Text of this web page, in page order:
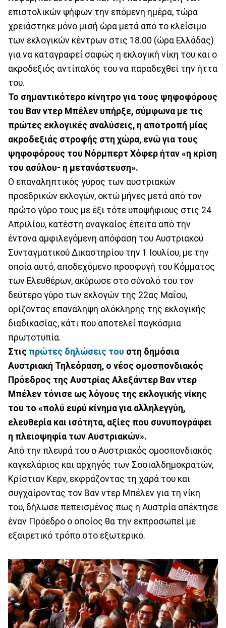
επιστολικών ψήφων την επόμενη ημέρα, τώρα
χρειάστηκε μόνο μισή ώρα μετά από το κλείσιμο
των εκλογικών κέντρων στις 18.00 (ώρα Ελλάδας)
για να καταγραφεί σαφώς η εκλογική νίκη του και ο
ακροδεξιός αντίπαλός του να παραδεχθεί την ήττα
του.
Το σημαντικότερο κίνητρο για τους ψηφοφόρους
του Βαν ντερ Μπέλεν υπήρξε, σύμφωνα με τις
πρώτες εκλογικές αναλύσεις, η αποτροπή μίας
ακροδεξιάς στροφής στη χώρα, ενώ για τους
ψηφοφόρους του Νόρμπερτ Χόφερ ήταν «η κρίση
του ασύλου- η μετανάστευση».
Ο επαναληπτικός γύρος των αυστριακών
προεδρικών εκλογών, οκτώ μήνες μετά από τον
πρώτο γύρο τους με έξι τότε υποψήφιους στις 24
Απριλίου, κατέστη αναγκαίος έπειτα από την
έντονα αμφιλεγόμενη απόφαση του Αυστριακού
Συνταγματικού Δικαστηρίου την 1 Ιουλίου, με την
οποία αυτό, αποδεχόμενο προσφυγή του Κόμματος
των Ελευθέρων, ακύρωσε στο σύνολό του τον
δεύτερο γύρο των εκλογών της 22ας Μαΐου,
ορίζοντας επανάληψη ολόκληρης της εκλογικής
διαδικασίας, κάτι που αποτελεί παγκόσμια
πρωτοτυπία.
Στις πρώτες δηλώσεις του στη δημόσια
Αυστριακή Τηλεόραση, ο νέος ομοσπονδιακός
Πρόεδρος της Αυστρίας Αλεξάντερ Βαν ντερ
Μπέλεν τόνισε ως λόγους της εκλογικής νίκης
του το «πολύ ευρύ κίνημα για αλληλεγγύη,
ελευθερία και ισότητα, αξίες που συνυπογράφει
η πλειοψηφία των Αυστριακών».
Από την πλευρά του ο Αυστριακός ομοσπονδιακός
καγκελάριος και αρχηγός των Σοσιαλδημοκρατών,
Κρίστιαν Κερν, εκφράζοντας τη χαρά του και
συγχαίροντας τον Βαν ντερ Μπέλεν για τη νίκη
του, δήλωσε πεπεισμένος πως η Αυστρία απέκτησε
έναν Πρόεδρο ο οποίος θα την εκπροσωπεί με
εξαιρετικό τρόπο στο εξωτερικό.